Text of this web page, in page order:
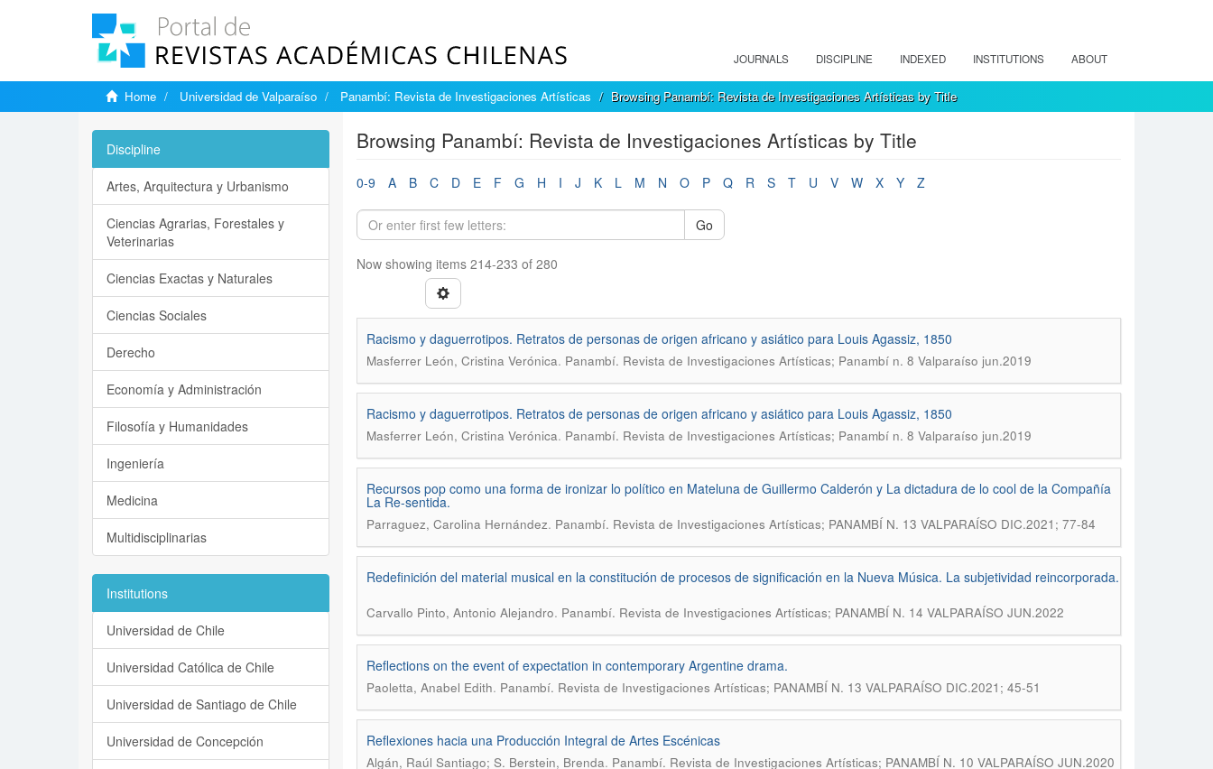
JOURNALS DISCIPLINE INDEXED INSTITUTIONS ABOUT
Home Universidad de Valparaíso Panambí: Revista de Investigaciones Artísticas Browsing Panambí: Revista de Investigaciones Artísticas by Title
Browsing Panambí: Revista de Investigaciones Artísticas by Title
0-9 A B C D E F G H I J K L M N O P Q R S T U V W X Y Z
Go
Now showing items 214-233 of 280
Racismo y daguerrotipos. Retratos de personas de origen africano y asiático para Louis Agassiz, 1850
Masferrer León, Cristina Verónica. Panambí. Revista de Investigaciones Artísticas; Panambí n. 8 Valparaíso jun.2019
Racismo y daguerrotipos. Retratos de personas de origen africano y asiático para Louis Agassiz, 1850
Masferrer León, Cristina Verónica. Panambí. Revista de Investigaciones Artísticas; Panambí n. 8 Valparaíso jun.2019
Recursos pop como una forma de ironizar lo político en Mateluna de Guillermo Calderón y La dictadura de lo cool de la Compañía
La Re-sentida.
Parraguez, Carolina Hernández. Panambí. Revista de Investigaciones Artísticas; PANAMBÍ N. 13 VALPARAÍSO DIC.2021; 77-84
Redefinición del material musical en la constitución de procesos de significación en la Nueva Música. La subjetividad reincorporada.
Carvallo Pinto, Antonio Alejandro. Panambí. Revista de Investigaciones Artísticas; PANAMBÍ N. 14 VALPARAÍSO JUN.2022
Reflections on the event of expectation in contemporary Argentine drama.
Paoletta, Anabel Edith. Panambí. Revista de Investigaciones Artísticas; PANAMBÍ N. 13 VALPARAÍSO DIC.2021; 45-51
Reflexiones hacia una Producción Integral de Artes Escénicas
Algán, Raúl Santiago; S. Berstein, Brenda. Panambí. Revista de Investigaciones Artísticas; PANAMBÍ N. 10 VALPARAÍSO JUN.2020
Discipline
Artes, Arquitectura y Urbanismo
Ciencias Agrarias, Forestales y
Veterinarias
Ciencias Exactas y Naturales
Ciencias Sociales
Derecho
Economía y Administración
Filosofía y Humanidades
Ingeniería
Medicina
Multidisciplinarias
Institutions
Universidad de Chile
Universidad Católica de Chile
Universidad de Santiago de Chile
Universidad de Concepción